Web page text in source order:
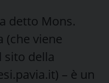
detto Mons.
(che viene
della
– è un